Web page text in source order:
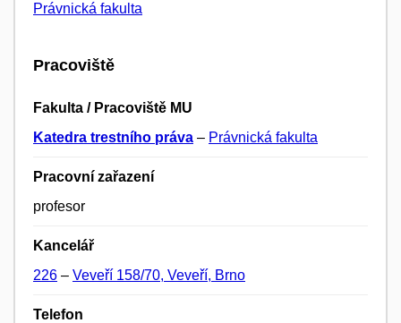
Právnická fakulta
Pracoviště
Fakulta / Pracoviště MU
Katedra trestního práva – Právnická fakulta
Pracovní zařazení
profesor
Kancelář
226 – Veveří 158/70, Veveří, Brno
Telefon